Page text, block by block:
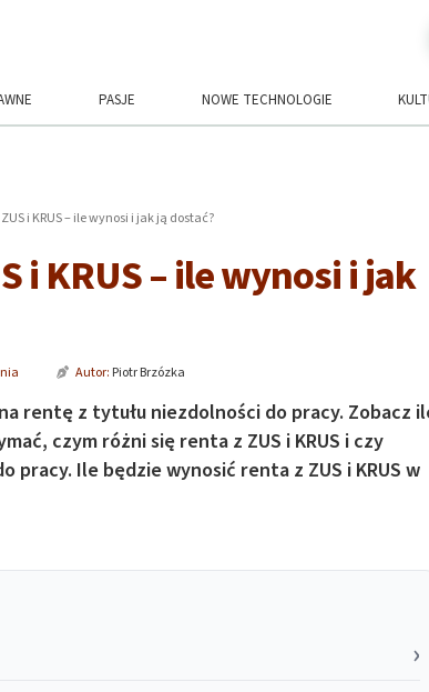
PASJE NOWE TECHNOLOGIE
i KRUS – ile wynosi i jak ją dostać?
i KRUS – ile wynosi i jak
Autor: Piotr Brzózka
rentę z tytułu niezdolności do pracy. Zobacz
czym różni się renta z ZUS i KRUS i czy
Ile będzie wynosić renta z ZUS i KRUS w